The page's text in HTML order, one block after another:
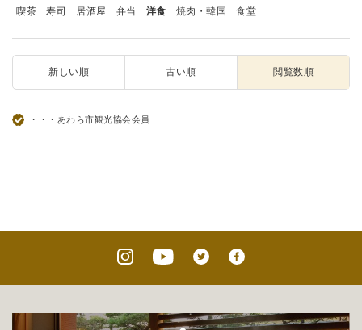
喫茶
寿司 居酒屋 弁当 洋食 焼肉・韓国 食堂
新しい順 古い順 閲覧数順
・・・あわら市観光協会会員